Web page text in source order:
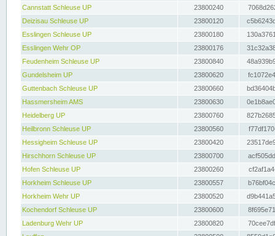
Cannstatt Schleuse UP
23800240
Deizisau Schleuse UP
23800120
Esslingen Schleuse UP
23800180
Esslingen Wehr OP
23800176
Feudenheim Schleuse UP
23800840
Gundelsheim UP
23800620
Guttenbach Schleuse UP
23800660
Hassmersheim AMS
23800630
Heidelberg UP
23800760
Heilbronn Schleuse UP
23800560
Hessigheim Schleuse UP
23800420
Hirschhorn Schleuse UP
23800700
Hofen Schleuse UP
23800260
Horkheim Schleuse UP
23800557
Horkheim Wehr UP
23800520
Kochendorf Schleuse UP
23800600
Ladenburg Wehr UP
23800820